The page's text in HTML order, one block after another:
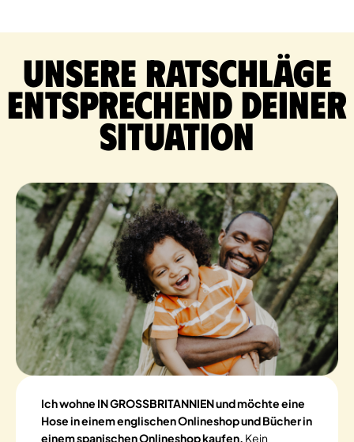
Unsere Ratschläge
entsprechend deiner
Situation
Ich wohne IN GROSSBRITANNIEN und möchte eine
Hose in einem englischen Onlineshop und Bücher in
einem spanischen Onlineshop kaufen. Kein